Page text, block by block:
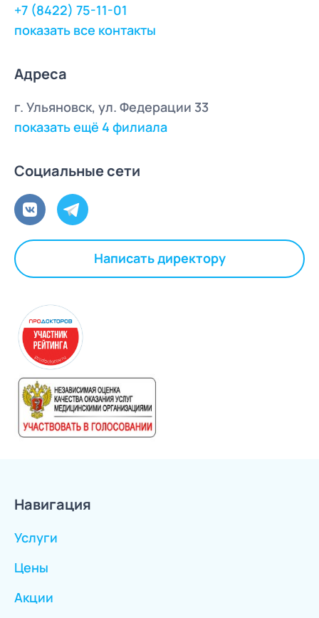
+7 (8422) 75-11-01
показать все контакты
Адреса
г. Ульяновск, ул. Федерации 33
показать ещё 4 филиала
Социальные сети
Написать директору
Навигация
Услуги
Цены
Акции